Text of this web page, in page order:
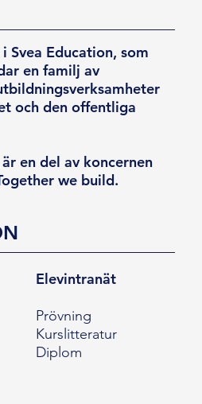
Svea Education, som
en familj av
och den offentliga
en del av koncernen
we build.
Elevintranät
Prövning
Kurslitteratur
Diplom